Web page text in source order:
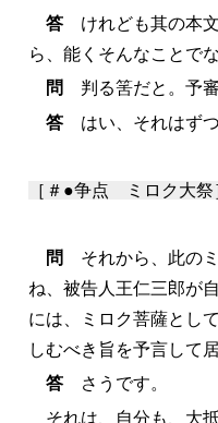
答けれども其の本文
ら、能くそんなことで
問 判る筈だと。予審
答はい、それはずつ
［＃●争点 ミロク大祭
問 それから、此の
ね、被告人王仁三郎が
には、ミロク菩薩とし
しむべき旨を予言して
答さうです。
それは、自分も、大